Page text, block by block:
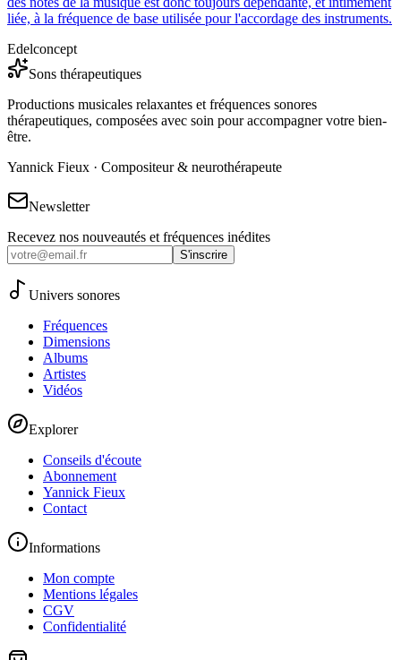
liée, à la fréquence de base utilisée pour l'accordage des instruments.
Edelconcept
Sons thérapeutiques
Productions musicales relaxantes et fréquences sonores
thérapeutiques, composées avec soin pour accompagner votre bien-
être.
Yannick Fieux · Compositeur & neurothérapeute
Newsletter
Recevez nos nouveautés et fréquences inédites
S'inscrire
Univers sonores
Fréquences
Dimensions
Albums
Artistes
Vidéos
Explorer
Conseils d'écoute
Abonnement
Yannick Fieux
Contact
Informations
Mon compte
Mentions légales
CGV
Confidentialité